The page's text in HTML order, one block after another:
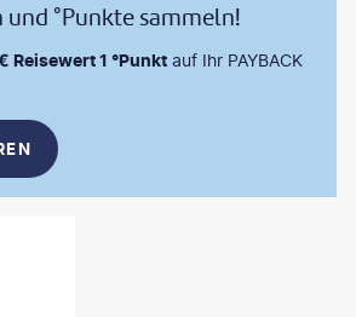
°Punkte sammeln!
Reisewert 1 °Punkt auf Ihr PAYBACK